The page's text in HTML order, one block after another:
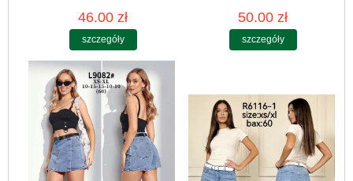
46.00 zł
szczegóły
50.00 zł
szczegóły